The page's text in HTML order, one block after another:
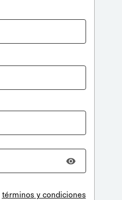
términos y condiciones